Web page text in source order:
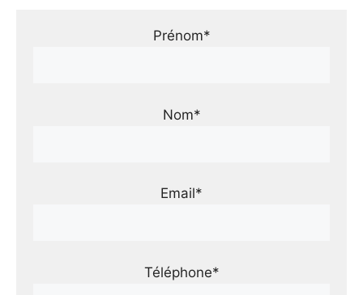
Prénom*
Nom*
Email*
Téléphone*